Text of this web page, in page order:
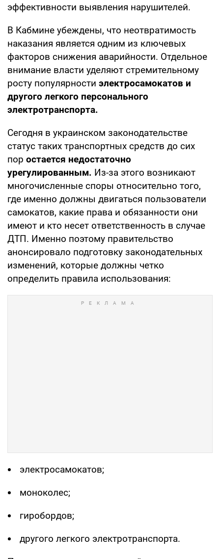
эффективности выявления нарушителей.
В Кабмине убеждены, что неотвратимость
наказания является одним из ключевых
факторов снижения аварийности. Отдельное
внимание власти уделяют стремительному
росту популярности электросамокатов и
другого легкого персонального
электротранспорта.
Сегодня в украинском законодательстве
статус таких транспортных средств до сих
пор остается недостаточно
урегулированным. Из-за этого возникают
многочисленные споры относительно того,
где именно должны двигаться пользователи
самокатов, какие права и обязанности они
имеют и кто несет ответственность в случае
ДТП. Именно поэтому правительство
анонсировало подготовку законодательных
изменений, которые должны четко
определить правила использования:
электросамокатов;
моноколес;
гиробордов;
другого легкого электротранспорта.